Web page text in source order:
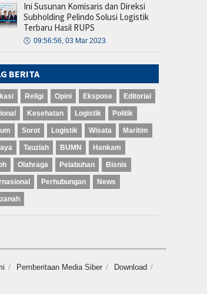
Ini Susunan Komisaris dan Direksi
Subholding Pelindo Solusi Logistik
Terbaru Hasil RUPS
🕔 09:56:56, 03 Mar 2023
BERITA
Religi Opini Ekspose Editorial
Kesehatan Logistik Politik
Sorot Logistik Wisata Maritim
Tauziah BUMN Hankam
Olahraga Pelabuhan Bisnis
Perhubungan News
Pemberitaan Media Siber Download